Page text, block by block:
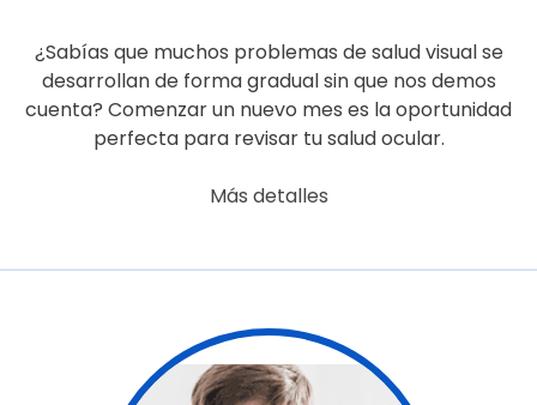
¿Sabías que muchos problemas de salud visual se
desarrollan de forma gradual sin que nos demos
cuenta? Comenzar un nuevo mes es la oportunidad
perfecta para revisar tu salud ocular.
Más detalles